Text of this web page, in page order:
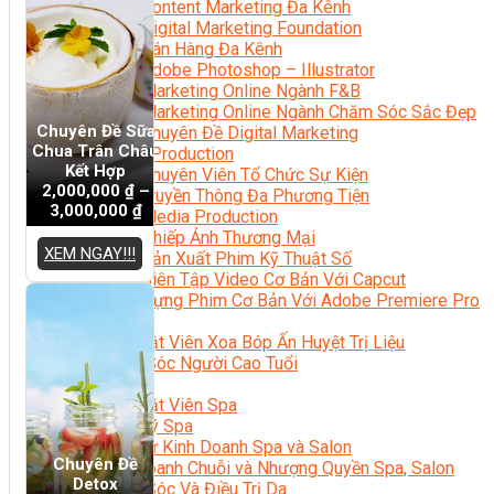
Content Marketing Đa Kênh
Digital Marketing Foundation
Bán Hàng Đa Kênh
Adobe Photoshop – Illustrator
Marketing Online Ngành F&B
Marketing Online Ngành Chăm Sóc Sắc Đẹp
Chuyên Đề Digital Marketing
Media Production
Chuyên Viên Tổ Chức Sự Kiện
Truyền Thông Đa Phương Tiện
Media Production
Nhiếp Ảnh Thương Mại
Sản Xuất Phim Kỹ Thuật Số
Biên Tập Video Cơ Bản Với Capcut
Dựng Phim Cơ Bản Với Adobe Premiere Pro
Sức Khỏe
Kỹ Thuật Viên Xoa Bóp Ấn Huyệt Trị Liệu
Chăm Sóc Người Cao Tuổi
Sắc Đẹp
Kỹ Thuật Viên Spa
Quản Lý Spa
Khởi Sự Kinh Doanh Spa và Salon
Kinh Doanh Chuỗi và Nhượng Quyền Spa, Salon
Chăm Sóc Và Điều Trị Da
Chuyên Đề Sữa
Chua Trân Châu
Kết Hợp
2,000,000₫–
3,000,000 ₫
XEM NGAY!!!
Chuyên Đề
Detox